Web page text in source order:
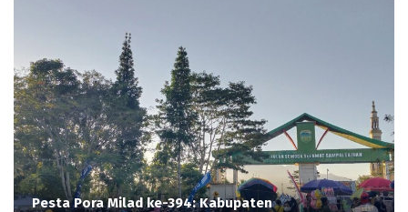
Pesta Pora Milad ke-394: Kabupaten